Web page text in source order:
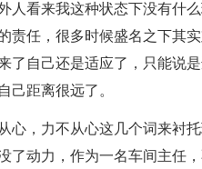
人看来我这种状态下没有什
责任，很多时候盛名之下其
了自己还是适应了，只能说
己距离很远了。
心，力不从心这几个词来衬
了动力，作为一名车间主任